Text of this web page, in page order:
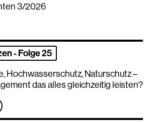
3/2026
Hochwasserschutz, Naturschutz –
das alles gleichzeitig leisten?
- Folge 25